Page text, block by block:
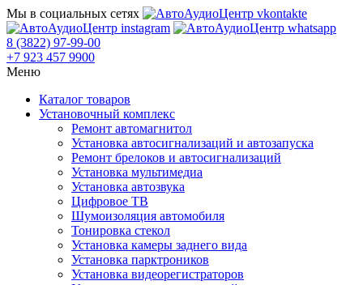
Мы в социальных сетях
8 (3822) 97-99-00
+7 923 457 9900
Меню
Каталог товаров
Установочный комплекс
Ремонт автомагнитол
Установка автосигнализаций и автозапуска
Ремонт брелоков и автосигнализаций
Установка мультимедиа
Установка автозвука
Цифровое ТВ
Шумоизоляция автомобиля
Тонировка стекол
Установка камеры заднего вида
Установка парктроников
Установка видеорегистраторов